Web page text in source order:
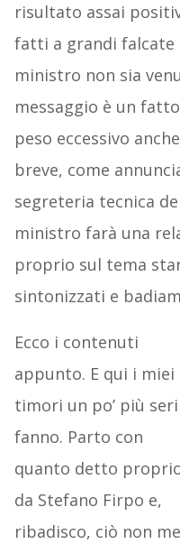
risultato assai
fatti a grandi
ministro non sia
messaggio è un
peso eccessivo
breve, come
segreteria tecnica
ministro farà una
proprio sul tema
sintonizzati e
Ecco i contenuti
appunto. E qui i miei
timori un po’ più
fanno. Parto con
quanto detto
da Stefano Firpo e,
ribadisco, ciò non